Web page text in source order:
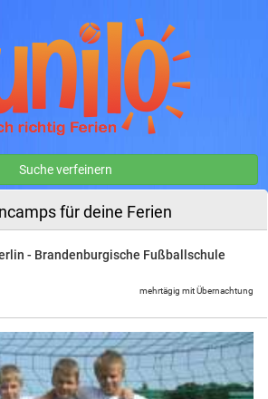
Suche verfeinern
für deine Ferien
- Brandenburgische Fußballschule
mehrtägig mit Übernachtung